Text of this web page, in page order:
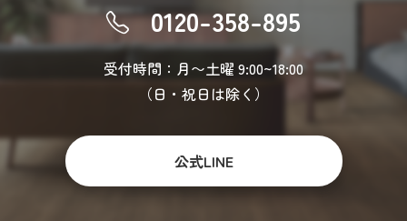
0120-358-895
受付時間：月〜土曜 9:00~18:00
（日・祝日は除く）
公式LINE